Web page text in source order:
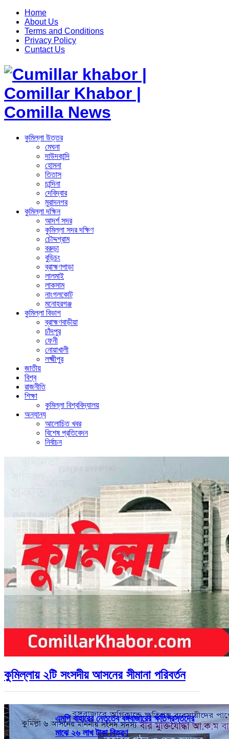
Home
About Us
Terms and Conditions
Privacy Policy
Cuntact Us
কুমিল্লা উত্তর
মেঘনা
দাউদকান্দি
হোমনা
তিতাস
চান্দিনা
দেবিদ্বার
মুরাদনগর
কুমিল্লা দক্ষিন
আদর্শ সদর
কুমিল্লা সদর দক্ষিণ
চৌদ্দগ্রাম
বরুড়া
বুড়িচং
ব্রাহ্মণপাড়া
লালমাই
লাকসাম
নাংগলকোট
মনোহরগঞ্জ
কুমিল্লা বিভাগ
ব্রাহ্মণবাড়ীয়া
চাঁদপুর
ফেনী
নোয়াখালী
লক্ষ্মীপুর
জাতীয়
বিশ্ব
রাজনীতি
শিক্ষা
কুমিল্লা বিশ্ববিদ্যালয়
অন্যান্য
আলোচিত খবর
বিশেষ প্রতিবেদন
নির্বাচন
কুমিল্লায় ২টি সংসদীয় আসনের সীমানা পরিবর্তন
এমপি বাহারের নেতৃত্বে বঙ্গবাজারের ক্ষতিগ্রস্তদের
মাঝে ২৬ লাখ টাকা বিতরণ